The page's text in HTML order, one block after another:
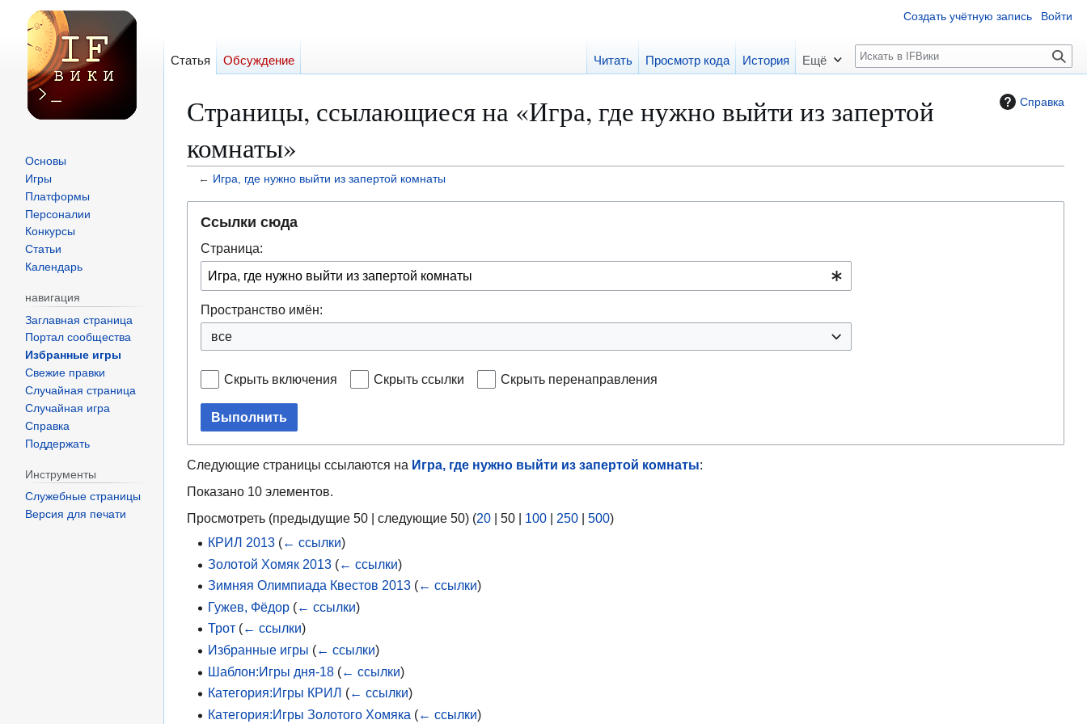
Справка
Страницы, ссылающиеся на «Игра, где нужно выйти из запертой
комнаты»
← Игра, где нужно выйти из запертой комнаты
навигации
поиску
Ссылки сюда
Страница:
Пространство имён:
все
Скрыть включения Скрыть ссылки Скрыть перенаправления
Выполнить
Следующие страницы ссылаются на Игра, где нужно выйти из запертой комнаты:
Показано 10 элементов.
Просмотреть (предыдущие 50| следующие 50) (20| 50| 100| 250| 500)
КРИЛ 2013 (← ссылки)
Золотой Хомяк 2013 (← ссылки)
Зимняя Олимпиада Квестов 2013 (← ссылки)
Гужев, Фёдор (← ссылки)
Трот (← ссылки)
Избранные игры (← ссылки)
Шаблон:Игры дня-18 (← ссылки)
Категория:Игры КРИЛ (← ссылки)
Категория:Игры Золотого Хомяка (← ссылки)
Создать учётную запись Войти
Статья Обсуждение Читать Просмотр кода История Ещё
П
о
с
Основы
Игры
Платформы
Персоналии
Конкурсы
Статьи
Календарь
навигация
Заглавная страница
Портал сообщества
Избранные игры
Свежие правки
Случайная страница
Случайная игра
Справка
Поддержать
Инструменты
Служебные страницы
Версия для печати